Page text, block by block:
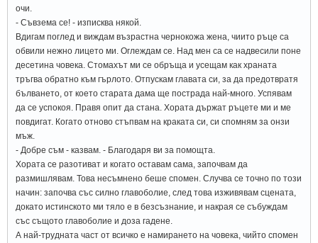
очи.
- Съвзема се! - изписква някой.
Вдигам поглед и виждам възрастна чернокожа жена, чиито ръце са
обвили нежно лицето ми. Оглеждам се. Над мен са се надвесили поне
десетина човека. Стомахът ми се обръща и усещам как храната
тръгва обратно към гърлото. Отпускам главата си, за да предотвратя
бълването, от което старата дама ще пострада най-много. Успявам
да се успокоя. Правя опит да стана. Хората държат ръцете ми и ме
повдигат. Когато отново стъпвам на краката си, си спомням за онзи
мъж.
- Добре съм - казвам. - Благодаря ви за помощта.
Хората се разотиват и когато оставам сама, започвам да
размишлявам. Това несъмнено беше спомен. Случва се точно по този
начин: започва със силно главоболие, след това изживявам сцената,
докато истинското ми тяло е в безсъзнание, и накрая се събуждам
със същото главоболие и доза гадене.
А най-трудната част от всичко е намирането на човека, чийто спомен